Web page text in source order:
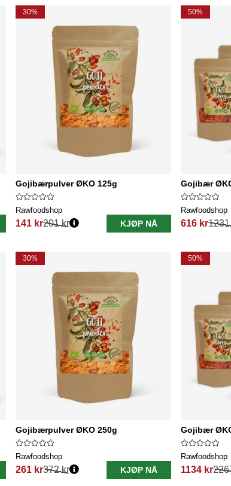
30%
Gojibærpulver ØKO 125g
Rawfoodshop
141 kr
Vanlig pris:
201 kr KJØP NÅ
50%
Gojibær
Rawfoodshop
616 kr
Vanlig pris:
30%
Gojibærpulver ØKO 250g
Rawfoodshop
261 kr
Vanlig pris:
372 kr KJØP NÅ
50%
Gojibær
Rawfoodshop
1134 kr
Vanlig pris: